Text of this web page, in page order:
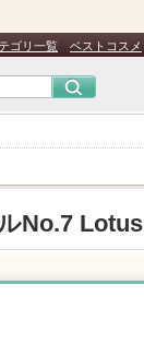
ゴリ一覧 ベストコスメ
No.7 Lotus